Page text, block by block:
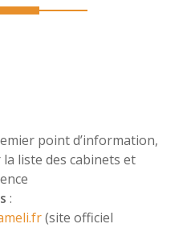
point d’information,
liste des cabinets et
:
(site officiel